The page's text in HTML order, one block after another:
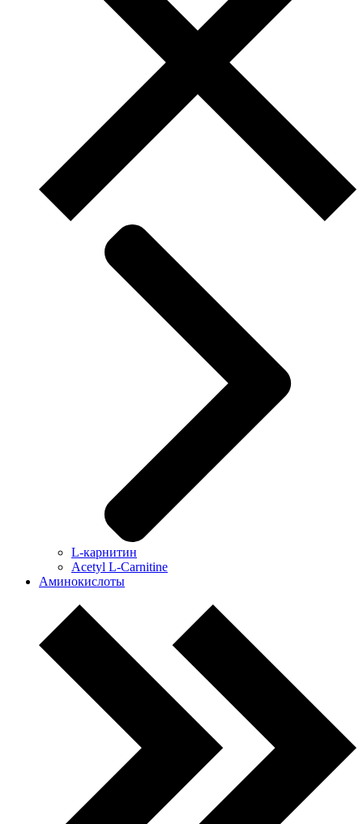
L-карнитин
Acetyl L-Carnitine
Аминокислоты